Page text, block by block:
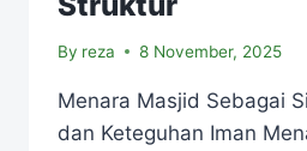
By reza 8 November, 2025
Menara Masjid Sebagai
dan Keteguhan Iman